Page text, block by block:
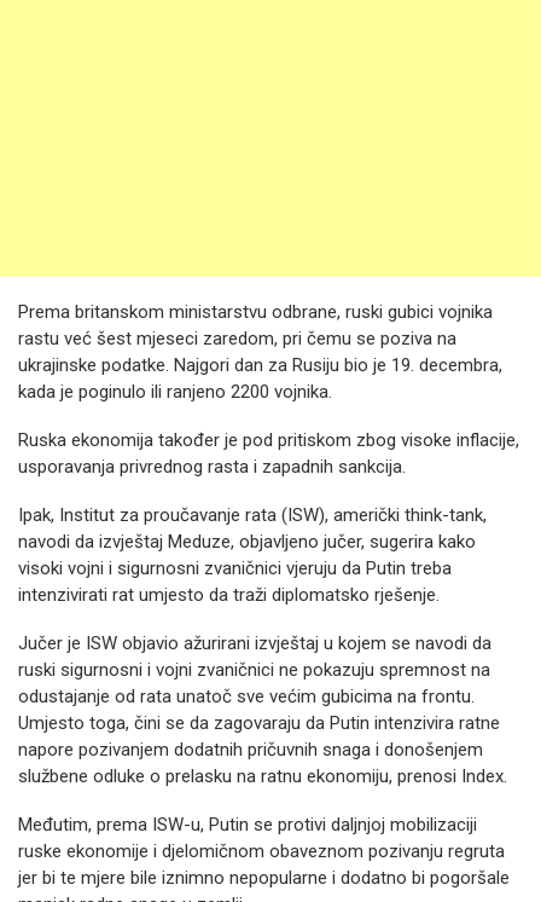
Prema britanskom ministarstvu odbrane, ruski gubici vojnika
rastu već šest mjeseci zaredom, pri čemu se poziva na
ukrajinske podatke. Najgori dan za Rusiju bio je 19. decembra,
kada je poginulo ili ranjeno 2200 vojnika.
Ruska ekonomija također je pod pritiskom zbog visoke inflacije,
usporavanja privrednog rasta i zapadnih sankcija.
Ipak, Institut za proučavanje rata (ISW), američki think-tank,
navodi da izvještaj Meduze, objavljeno jučer, sugerira kako
visoki vojni i sigurnosni zvaničnici vjeruju da Putin treba
intenzivirati rat umjesto da traži diplomatsko rješenje.
Jučer je ISW objavio ažurirani izvještaj u kojem se navodi da
ruski sigurnosni i vojni zvaničnici ne pokazuju spremnost na
odustajanje od rata unatoč sve većim gubicima na frontu.
Umjesto toga, čini se da zagovaraju da Putin intenzivira ratne
napore pozivanjem dodatnih pričuvnih snaga i donošenjem
službene odluke o prelasku na ratnu ekonomiju, prenosi Index.
Međutim, prema ISW-u, Putin se protivi daljnjoj mobilizaciji
ruske ekonomije i djelomičnom obaveznom pozivanju regruta
jer bi te mjere bile iznimno nepopularne i dodatno bi pogoršale